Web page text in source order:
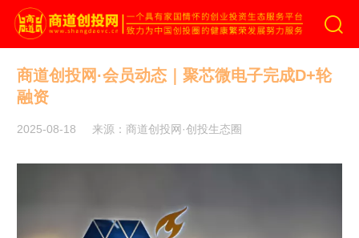
商道创投网
商道创投网·会员动态｜聚芯微电子完成D+轮
融资
2025-08-18 来源：商道创投网·创投生态圈